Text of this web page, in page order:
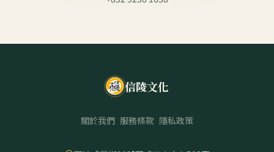
信陵文化
關於我們 服務條款 隱私政策